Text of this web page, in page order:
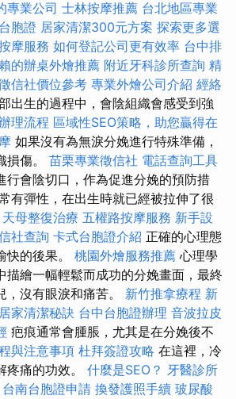
專業公司 士林按摩推薦 台北地區專業
胞證 居家清潔300元方案 探索更多選
摩服務 如何登記公司更有效率 台中排
的辦桌外燴推薦 附近牙科診所查詢 精
信社價位參考 專業外燴公司介紹 經絡
出生的過程中，會陰組織會感受到強
理流程 區域性SEO策略，助您贏得在
如果沒有為無淚分娩進行特殊準備，
損傷。 苗栗專業徵信社 電話查詢工具
行會陰切口，作為促進分娩的預防措
有彈性，在出生時就已經被拉伸了很
天母整復治療 五權路按摩服務 新手設
社查詢 卡式台胞證介紹 正確的心理態
快的後果。 桃園外燴服務推薦 心理學
描繪一幅輕鬆而成功的分娩畫面，最終
沒有眼淚和痛苦。 新竹推拿療程 新
居家清潔秘訣 台中台胞證辦理 音波拉皮
疤痕通常會腫脹，尤其是在分娩後不
與注意事項 杜拜簽證攻略 在這裡，冷
疼痛的功效。 什麼是SEO？ 牙醫診所
台南台胞證申請 換發護照手續 玻尿酸